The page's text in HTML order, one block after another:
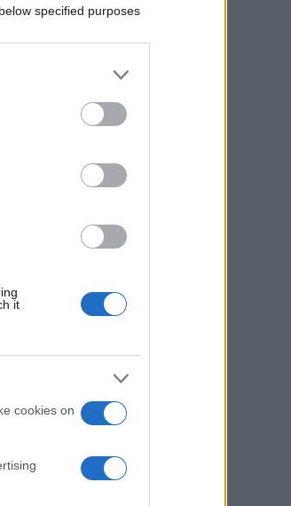
specified purposes
it
cookies on
di